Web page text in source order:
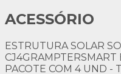
ACESSÓRIO
ESTRUTURA SOLAR
PACOTE COM 4 UND -